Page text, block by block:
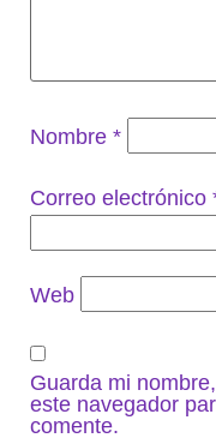
Nombre *
Correo electrónico
Web
Guarda mi
este navegador
comente.